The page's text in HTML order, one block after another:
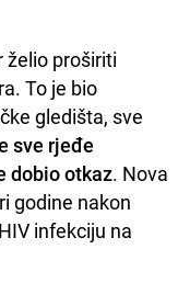
želio proširiti
To je bio
gledišta, sve
sve rjeđe
dobio otkaz. Nova
godine nakon
infekciju na